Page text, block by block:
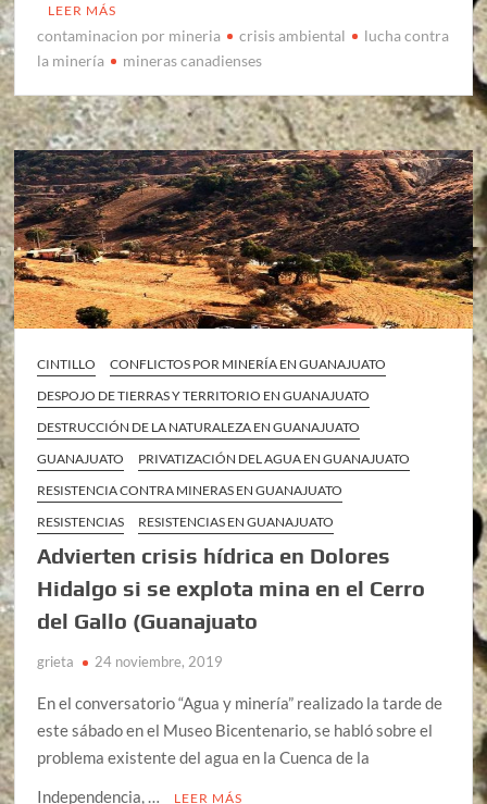
LEER MÁS
contaminacion por mineria crisis ambiental
lucha contra
la minería
mineras canadienses
CINTILLO
CONFLICTOS POR MINERÍA EN GUANAJUATO
DESPOJO DE TIERRAS Y TERRITORIO EN GUANAJUATO
DESTRUCCIÓN DE LA NATURALEZA EN GUANAJUATO
GUANAJUATO
PRIVATIZACIÓN DEL AGUA EN GUANAJUATO
RESISTENCIA CONTRA MINERAS EN GUANAJUATO
RESISTENCIAS
RESISTENCIAS EN GUANAJUATO
Advierten crisis hídrica en Dolores
Hidalgo si se explota mina en el Cerro
del Gallo (Guanajuato
grieta 24 noviembre, 2019
En el conversatorio “Agua y minería” realizado la tarde de
este sábado en el Museo Bicentenario, se habló sobre el
problema existente del agua en la Cuenca de la
Independencia, …
LEER MÁS